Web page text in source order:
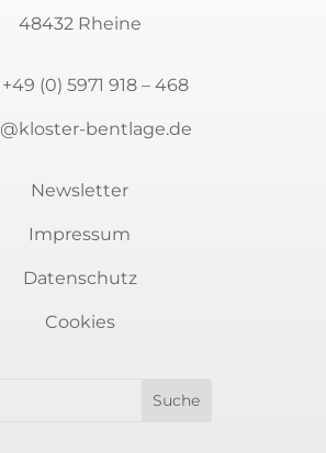
48432 Rheine
+49 (0) 5971 918 – 468
bentlage.de
Newsletter
Impressum
Datenschutz
Cookies
auf dem Laufenden bleiben?
sich für unseren Newsletter an.